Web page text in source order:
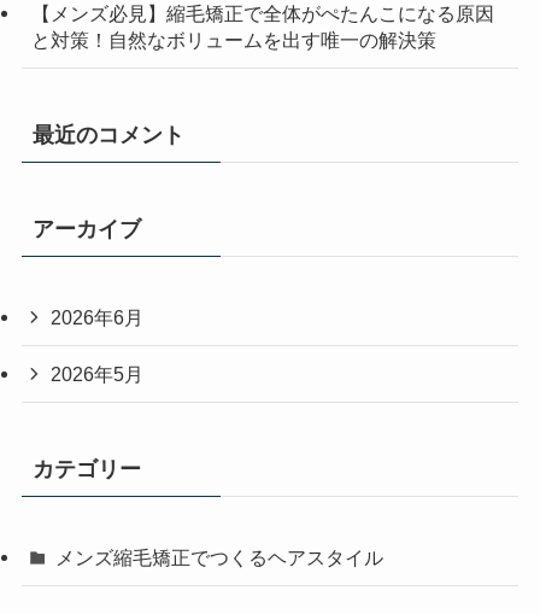
【メンズ必見】縮毛矯正で全体がぺたんこになる原因
と対策！自然なボリュームを出す唯一の解決策
最近のコメント
アーカイブ
2026年6月
2026年5月
カテゴリー
メンズ縮毛矯正でつくるヘアスタイル